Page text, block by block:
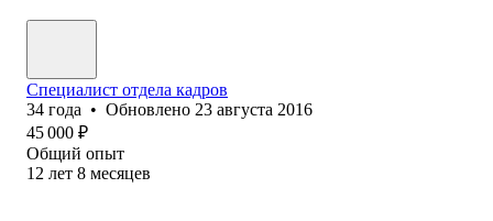
Специалист отдела кадров
34 года • Обновлено 23 августа 2016
45 000 ₽
Общий опыт
12 лет 8 месяцев